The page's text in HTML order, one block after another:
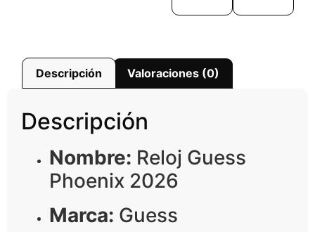
Descripción Valoraciones (0)
Descripción
Nombre: Reloj Guess
Phoenix 2026
Marca: Guess